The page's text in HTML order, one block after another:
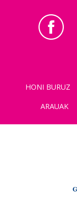
HONI BURUZ
ARAUAK